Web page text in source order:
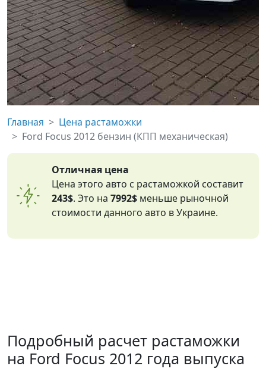
Главная
Цена растаможки
Ford Focus 2012 бензин (КПП механическая)
Отличная цена
Цена этого авто с растаможкой составит
243$. Это на7992$ меньше рыночной
стоимости данного авто в Украине.
Подробный расчет растаможки
на Ford Focus 2012 года выпуска